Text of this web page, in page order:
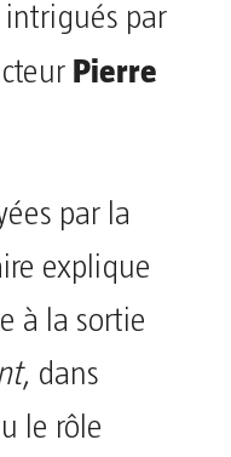
intrigués par
Pierre
par la
explique
à la sortie
, dans
le rôle